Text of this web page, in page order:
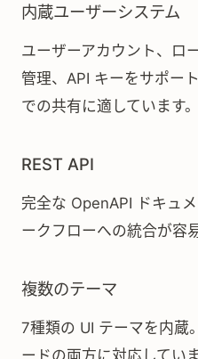
内蔵ユーザーシステム
ユーザーアカウント、ロ
管理、API キーをサポー
での共有に適しています。
REST API
完全な OpenAPI ドキュ
ークフローへの統合が容易
複数のテーマ
7種類の UI テーマを内蔵
ードの両方に対応していま